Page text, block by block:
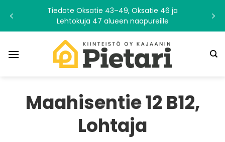
content
Tiedote Oksatie 43–49, Oksatie 46 ja
Lehtokuja 47 alueen naapureille
Maahisentie 12 B12,
Lohtaja